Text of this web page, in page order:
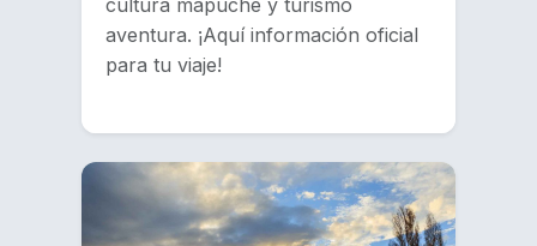
cultura mapuche y turismo
aventura. ¡Aquí información oficial
para tu viaje!